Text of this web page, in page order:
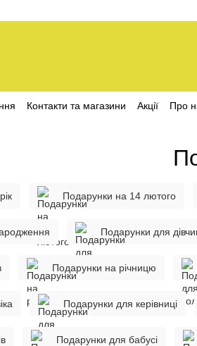
Контакти та магазини Акції Про
Подарунки на 14 лютого
Подарунки для
Подарунки на річницю
Подарунки для керівниці
Подарунки для бабусі